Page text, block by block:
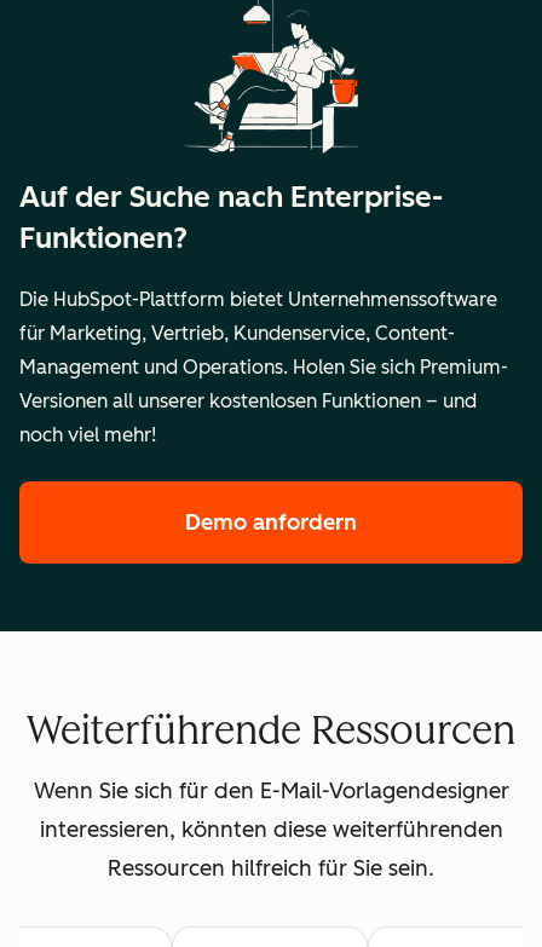
Auf der Suche nach Enterprise-
Funktionen?
Die HubSpot-Plattform bietet Unternehmenssoftware
für Marketing, Vertrieb, Kundenservice, Content-
Management und Operations. Holen Sie sich Premium-
Versionen all unserer kostenlosen Funktionen – und
noch viel mehr!
Demo anfordern
Weiterführende Ressourcen
Wenn Sie sich für den E-Mail-Vorlagendesigner
interessieren, könnten diese weiterführenden
Ressourcen hilfreich für Sie sein.